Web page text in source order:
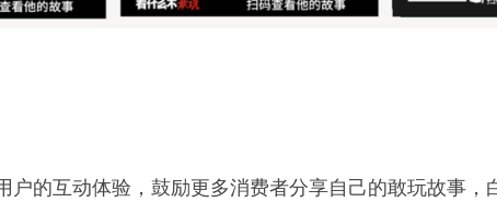
户的互动体验，鼓励更多消费者分享自己的敢玩故事，